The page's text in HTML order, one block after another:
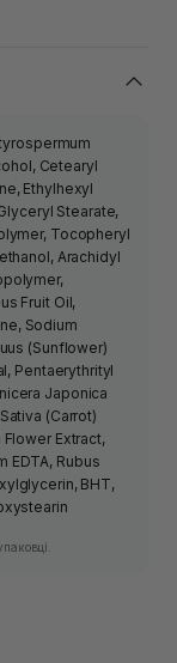
Cetearyl
Ethylhexyl
Stearate,
Tocopheryl
Arachidyl
Fruit Oil,
Sodium
(Sunflower)
Pentaerythrityl
Japonica
(Carrot)
Extract,
EDTA, Rubus
BHT,